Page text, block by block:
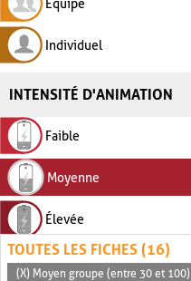
Équipe
Individuel
INTENSITÉ D'ANIMATION
Faible
Moyenne
Élevée
TOUTES LES FICHES (16)
(X) Moyen groupe (entre 30 et 100)